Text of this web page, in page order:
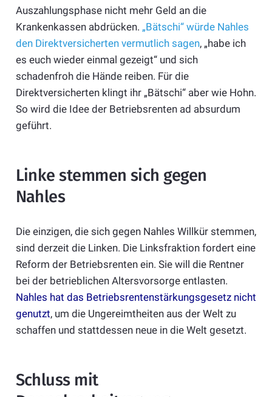
Auszahlungsphase nicht mehr Geld an die
Krankenkassen abdrücken. „Bätschi“ würde Nahles
den Direktversicherten vermutlich sagen, „habe ich
es euch wieder einmal gezeigt“ und sich
schadenfroh die Hände reiben. Für die
Direktversicherten klingt ihr „Bätschi“ aber wie Hohn.
So wird die Idee der Betriebsrenten ad absurdum
geführt.
Linke stemmen sich gegen
Nahles
Die einzigen, die sich gegen Nahles Willkür stemmen,
sind derzeit die Linken. Die Linksfraktion fordert eine
Reform der Betriebsrenten ein. Sie will die Rentner
bei der betrieblichen Altersvorsorge entlasten.
Nahles hat das Betriebsrentenstärkungsgesetz nicht
genutzt, um die Ungereimtheiten aus der Welt zu
schaffen und stattdessen neue in die Welt gesetzt.
Schluss mit